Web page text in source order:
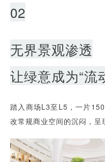
02
无界景观渗透
让绿意成为“流
踏入商场L3至L5，一片
改常规商业空间的沉闷，呈